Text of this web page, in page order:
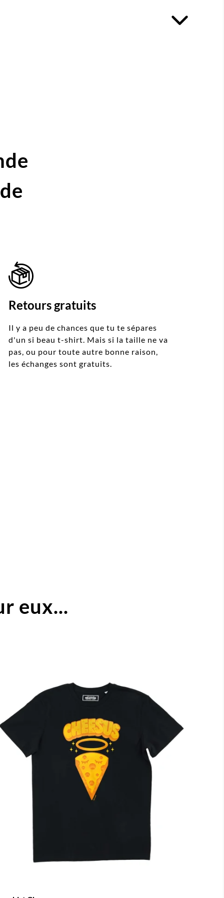
Retours gratuits
Il y a peu de chances que tu te sépares
d'un si beau t-shirt. Mais si la taille ne va
pas, ou pour toute autre bonne raison,
les échanges sont gratuits.
eux...